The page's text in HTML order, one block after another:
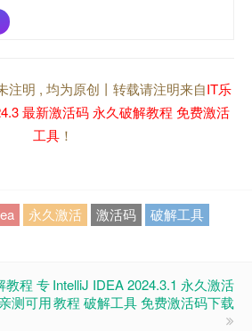
注明 , 均为原创丨转载请注明来自IT乐
最新激活码 永久破解教程 免费激活
工具！
永久激活 激活码
破解工具
教程 专
测可用
IntelliJ IDEA 2024.3.1 永久激活
教程 破解工具 免费激活码下载